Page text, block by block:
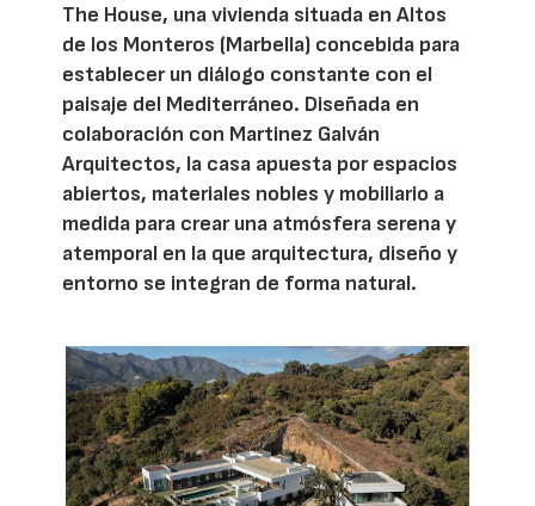
The House, una vivienda situada en Altos
de los Monteros (Marbella) concebida para
establecer un diálogo constante con el
paisaje del Mediterráneo. Diseñada en
colaboración con Martinez Galván
Arquitectos, la casa apuesta por espacios
abiertos, materiales nobles y mobiliario a
medida para crear una atmósfera serena y
atemporal en la que arquitectura, diseño y
entorno se integran de forma natural.